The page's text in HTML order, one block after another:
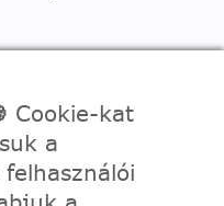
Cookie-kat
a